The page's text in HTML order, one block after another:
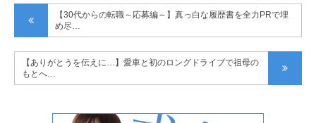
【30代からの転職～応募編～】真っ白な履歴書を全力PRで埋
め尽…
【ありがとうを伝えに…】愛車と初のロングドライブで祖母の
もとへ…